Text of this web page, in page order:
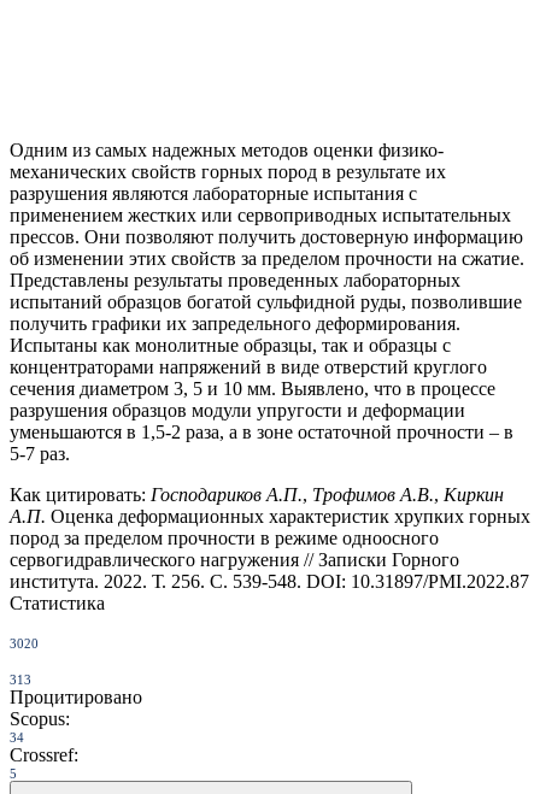
Одним из самых надежных методов оценки физико-
механических свойств горных пород в результате их
разрушения являются лабораторные испытания с
применением жестких или сервоприводных испытательных
прессов. Они позволяют получить достоверную информацию
об изменении этих свойств за пределом прочности на сжатие.
Представлены результаты проведенных лабораторных
испытаний образцов богатой сульфидной руды, позволившие
получить графики их запредельного деформирования.
Испытаны как монолитные образцы, так и образцы с
концентраторами напряжений в виде отверстий круглого
сечения диаметром 3, 5 и 10 мм. Выявлено, что в процессе
разрушения образцов модули упругости и деформации
уменьшаются в 1,5-2 раза, а в зоне остаточной прочности – в
5-7 раз.
Как цитировать: Господариков А.П., Трофимов А.В., Киркин
А.П. Оценка деформационных характеристик хрупких горных
пород за пределом прочности в режиме одноосного
сервогидравлического нагружения // Записки Горного
института. 2022. Т. 256. С. 539-548. DOI: 10.31897/PMI.2022.87
Статистика
3020
313
Процитировано
Scopus:
34
Crossref:
5